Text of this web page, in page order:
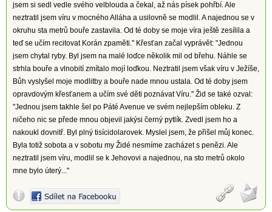
jsem si sedl vedle svého velblouda a čekal, až nás písek pohřbí. Ale
neztratil jsem víru v mocného Alláha a usilovně se modlil. A najednou se v
okruhu sta metrů bouře zastavila. Od té doby se moje víra ještě zesílila a
teď se učím recitovat Korán zpaměti." Křesťan začal vyprávět: "Jednou
jsem chytal ryby. Byl jsem na malé loďce několik mil od břehu. Náhle se
strhla bouře a vlnobití zmítalo mojí loďkou. Neztratil jsem však víru v Ježíše,
Bůh vyslyšel moje modlitby a bouře nade mnou ustala. Od té doby jsem
opravdovým křesťanem a učím své děti poznávat Víru." Žid se také ozval:
"Jednou jsem takhle šel po Páté Avenue ve svém nejlepším obleku. Z
ničeho nic se přede mnou objevil jakýsi černý pytlík. Zvedl jsem ho a
nakoukl dovnitř. Byl plný tisícidolarovek. Myslel jsem, že přišel můj konec.
Byla totiž sobota a v sobotu my Židé nesmíme zacházet s penězi. Ale
neztratil jsem víru, modlil se k Jehovovi a najednou, na sto metrů okolo
mne bylo úterý..."